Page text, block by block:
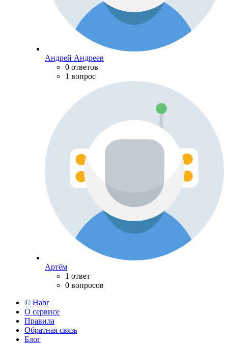
Андрей Андреев
0 ответов
1 вопрос
Артём
1 ответ
0 вопросов
© Habr
О сервисе
Правила
Обратная связь
Блог